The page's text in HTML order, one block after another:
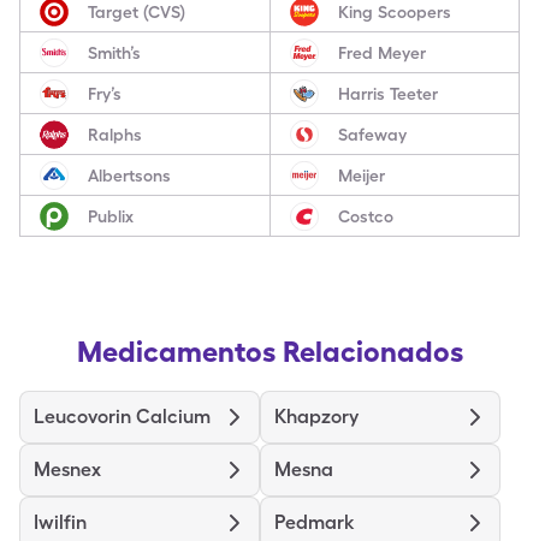
Target (CVS) King Scoopers
Smith’s Fred Meyer
Fry’s Harris Teeter
Ralphs Safeway
Albertsons Meijer
Publix Costco
Medicamentos Relacionados
Leucovorin Calcium Khapzory
Mesnex Mesna
Iwilfin Pedmark